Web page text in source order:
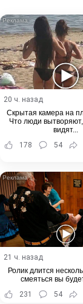
20 ч. назад
Скрытая камера на
Что люди вытворяют,
видят...
178
54
21 ч. назад
Ролик длится
смеяться вы
231
54